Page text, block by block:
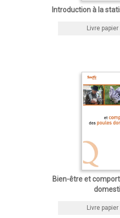
Introduction à la
Livre papier
Bien-être et
Livre papier